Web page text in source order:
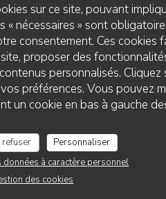
sur ce site, pouvant
nécessaires » sont
consentement. Ces cookies
proposer des
personnalisés.
préférences. Vous pouvez
un cookie en bas à gauche
refuser
Personnaliser
à caractère personnel
des cookies
et Emilie, tous deux ayant
Pour se poser il y a huit mois
piano, peaufinant ses gammes
de volaille et magret de